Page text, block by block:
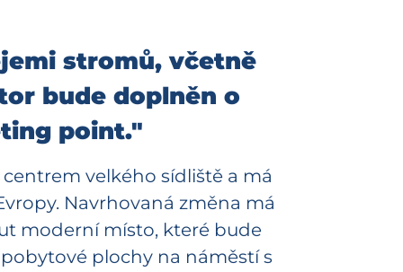
stromů, včetně
bude doplněn o
point."
velkého sídliště a má
Navrhovaná změna má
moderní místo, které bude
plochy na náměstí s